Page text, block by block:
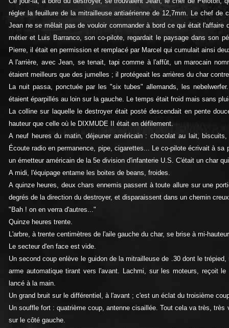
régler la feuillure de la mitrailleuse antiaérienne de 12,7mm. Le chef
Jean ne se mêlait pas de vouloir commander à bord ce qui était
métier et Luis Barranco, son co-pilote, regardait le paysage dans son
Pierre, il était en permission et remplacé par Marcel qui cumulait ainsi
A l'arrière, avec Jean, se tenait, tapi comme à l'affût, un marocain
étaient meilleurs que des jumelles ; il protégeait les arrières du char
La nuit passa, ponctuée par les "six tubes" allemands, les
étaient éparpillés au loin sur la gauche. Le temps était froid mais sans
La colline sur laquelle le destroyer était posté descendait en pente
hauteur que celle où le DIXMUDE II était en défilement.
A neuf heures du matin, déjeuner américain : chocolat au lait,
Écoute radio en permanence, pipe, cigarettes... Le co-pilote écrivait à
un émetteur américain de la 5e division d'infanterie U.S. C'était un char
A midi, l'équipage entame les boites de beans, froides.
A quinze heures, deux chars ennemis passent à toute allure sur une
degrés de la direction du destroyer, et disparaissent dans un chemin
"Bah ! on en verra d'autres..."
Quinze heures trente.
L'arbre, à trente centimètres de l'aile gauche du char, se brise à mi-
Le secteur d'en face est vide.
Un second coup enlève le guidon de la mitrailleuse de .30 dont le
arme automatique tirant vers l'avant. Lachmi, sur les moteurs, reçoit
lancé à la main.
Un grand bruit sur le différentiel, à l'avant ; c'est un éclat du troisième
Un souffle fort : quatrième coup, antenne cisaillée. Tout cela va très,
sur le côté gauche.